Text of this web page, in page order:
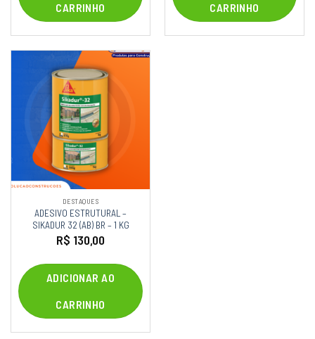
CARRINHO
CARRINHO
DESTAQUES
ADESIVO ESTRUTURAL –
SIKADUR 32 (AB) BR – 1 KG
R$ 130,00
ADICIONAR AO
CARRINHO